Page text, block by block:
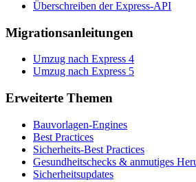
Überschreiben der Express-API
Migrationsanleitungen
Umzug nach Express 4
Umzug nach Express 5
Erweiterte Themen
Bauvorlagen-Engines
Best Practices
Sicherheits-Best Practices
Gesundheitschecks & anmutiges
Sicherheitsupdates